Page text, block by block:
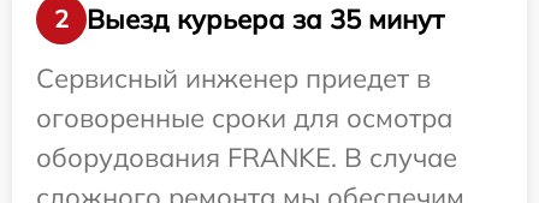
2
Выезд курьера за 35 минут
Сервисный инженер приедет в
оговоренные сроки для осмотра
оборудования FRANKE. В случае